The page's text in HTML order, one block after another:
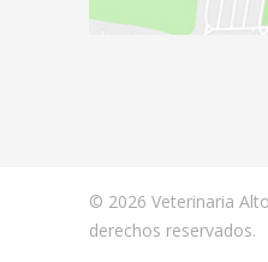
© 2026 Veterinaria
derechos reservados.